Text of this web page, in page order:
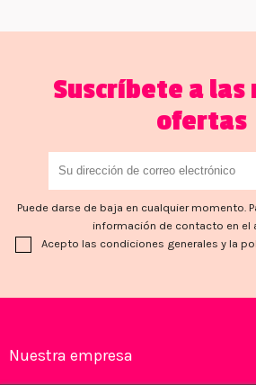
Suscríbete a las
ofertas
Puede darse de baja en cualquier momento.
información de contacto en el
Acepto las condiciones generales y la
Nuestra empresa